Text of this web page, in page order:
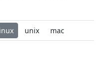
unix mac